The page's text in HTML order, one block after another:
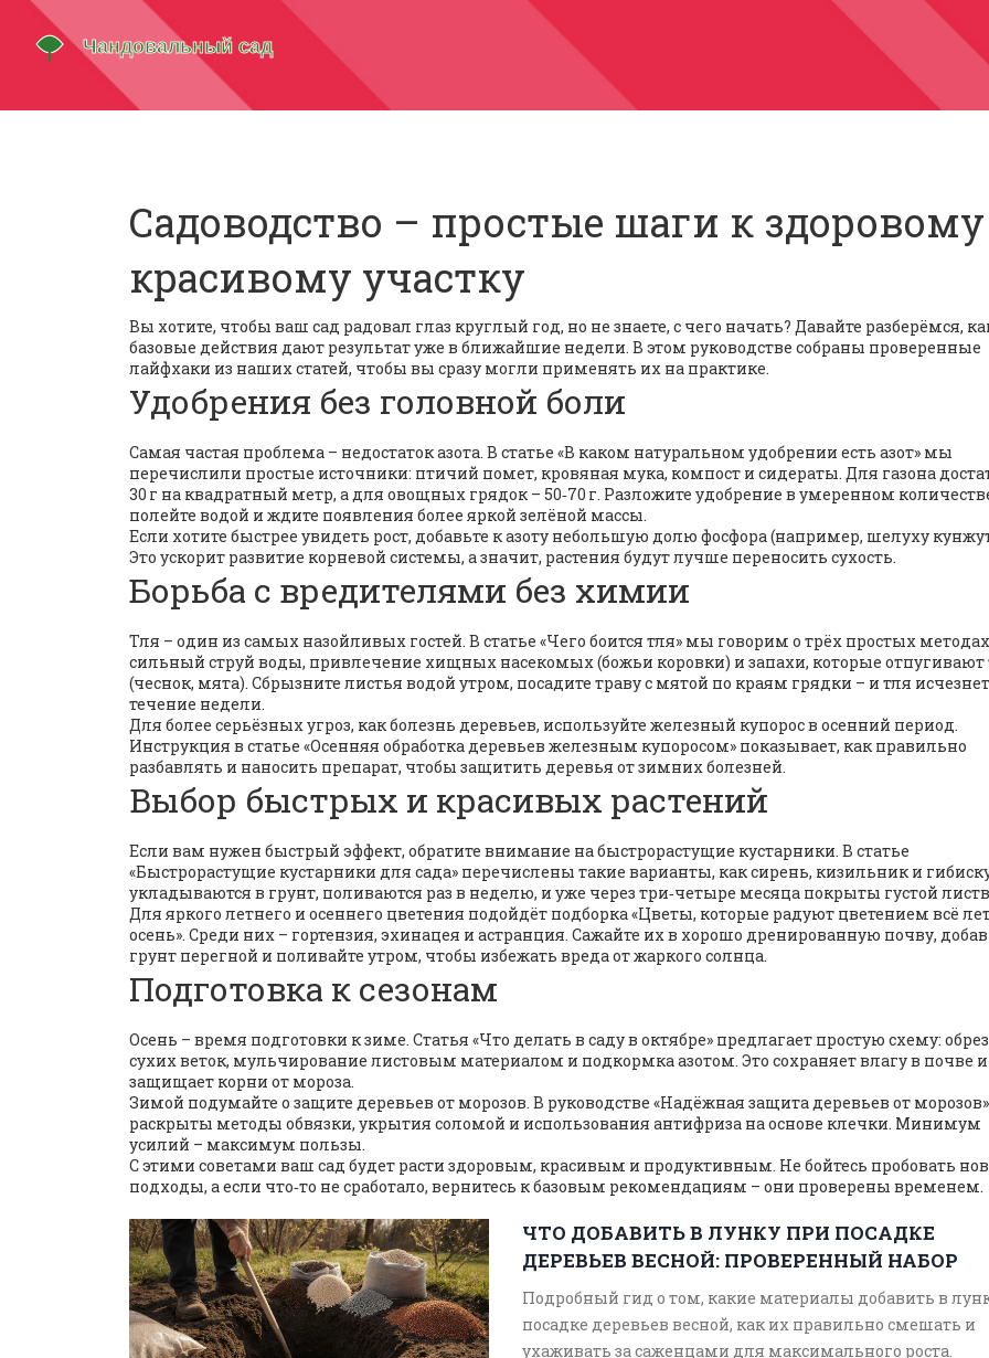
Садоводство – простые шаги к
красивому участку
Вы хотите, чтобы ваш сад радовал глаз круглый год, но не знаете, с чего начать? Давайте разберёмся,
базовые действия дают результат уже в ближайшие недели. В этом руководстве собраны проверенные
лайфхаки из наших статей, чтобы вы сразу могли применять их на практике.
Удобрения без головной боли
Самая частая проблема – недостаток азота. В статье «В каком натуральном удобрении есть азот» мы
перечислили простые источники: птичий помет, кровяная мука, компост и сидераты. Для газона
30 г на квадратный метр, а для овощных грядок – 50‑70 г. Разложите удобрение в умеренном
полейте водой и ждите появления более яркой зелёной массы.
Если хотите быстрее увидеть рост, добавьте к азоту небольшую долю фосфора (например, шелуху
Это ускорит развитие корневой системы, а значит, растения будут лучше переносить сухость.
Борьба с вредителями без химии
Тля – один из самых назойливых гостей. В статье «Чего боится тля» мы говорим о трёх простых
сильный струй воды, привлечение хищных насекомых (божьи коровки) и запахи, которые отпугивают
(чеснок, мята). Сбрызните листья водой утром, посадите траву с мятой по краям грядки – и тля
течение недели.
Для более серьёзных угроз, как болезнь деревьев, используйте железный купорос в осенний период.
Инструкция в статье «Осенняя обработка деревьев железным купоросом» показывает, как правильно
разбавлять и наносить препарат, чтобы защитить деревья от зимних болезней.
Выбор быстрых и красивых растений
Если вам нужен быстрый эффект, обратите внимание на быстрорастущие кустарники. В статье
«Быстрорастущие кустарники для сада» перечислены такие варианты, как сирень, кизильник и
укладываются в грунт, поливаются раз в неделю, и уже через три‑четыре месяца покрыты густой
Для яркого летнего и осеннего цветения подойдёт подборка «Цветы, которые радуют цветением всё
осень». Среди них – гортензия, эхинацея и астранция. Сажайте их в хорошо дренированную почву,
грунт перегной и поливайте утром, чтобы избежать вреда от жаркого солнца.
Подготовка к сезонам
Осень – время подготовки к зиме. Статья «Что делать в саду в октябре» предлагает простую схему:
сухих веток, мульчирование листовым материалом и подкормка азотом. Это сохраняет влагу в почве и
защищает корни от мороза.
Зимой подумайте о защите деревьев от морозов. В руководстве «Надёжная защита деревьев от морозов»
раскрыты методы обвязки, укрытия соломой и использования антифриза на основе клечки. Минимум
усилий – максимум пользы.
С этими советами ваш сад будет расти здоровым, красивым и продуктивным. Не бойтесь пробовать
подходы, а если что‑то не сработало, вернитесь к базовым рекомендациям – они проверены временем.
ЧТО ДОБАВИТЬ В ЛУНКУ ПРИ ПОСАДКЕ
ДЕРЕВЬЕВ ВЕСНОЙ: ПРОВЕРЕННЫЙ НАБОР
Подробный гид о том, какие материалы добавить в
посадке деревьев весной, как их правильно смешать и
ухаживать за саженцами для максимального роста.